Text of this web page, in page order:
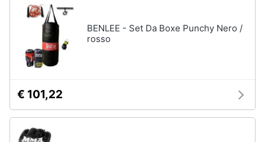
BENLEE - Set Da Boxe Punchy Nero /
rosso
€ 101,22